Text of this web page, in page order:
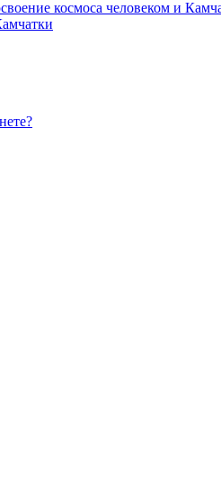
космоса человеком и